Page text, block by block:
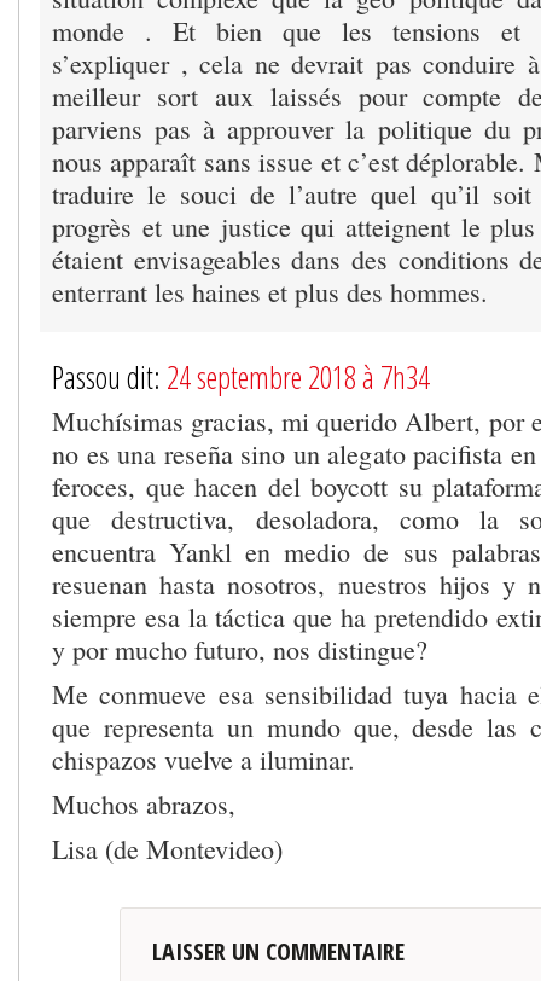
monde . Et bien que les tensions et
s’expliquer , cela ne devrait pas conduire
meilleur sort aux laissés pour compte
parviens pas à approuver la politique du
nous apparaît sans issue et c’est
traduire le souci de l’autre quel qu’il
progrès et une justice qui atteignent le
étaient envisageables dans des conditions
enterrant les haines et plus des hommes.
Passou dit: 24 septembre 2018 à 7h34
Muchísimas gracias, mi querido Albert, por
no es una reseña sino un alegato pacifista
feroces, que hacen del boycott su
que destructiva, desoladora, como la
encuentra Yankl en medio de sus
resuenan hasta nosotros, nuestros hijos y
siempre esa la táctica que ha pretendido
y por mucho futuro, nos distingue?
Me conmueve esa sensibilidad tuya
que representa un mundo que, desde las
chispazos vuelve a iluminar.
Muchos abrazos,
Lisa (de Montevideo)
LAISSER UN COMMENTAIRE